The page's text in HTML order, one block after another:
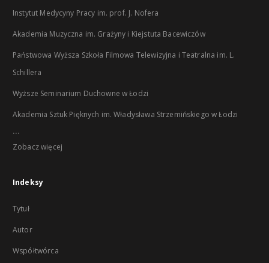
Instytut Medycyny Pracy im. prof. J. Nofera
Akademia Muzyczna im. Grażyny i Kiejstuta Bacewiczów
Państwowa Wyższa Szkoła Filmowa Telewizyjna i Teatralna im. L.
Schillera
Wyższe Seminarium Duchowne w Łodzi
Akademia Sztuk Pięknych im. Władysława Strzemińskiego w Łodzi
...
Zobacz więcej
Indeksy
Tytuł
Autor
Współtwórca